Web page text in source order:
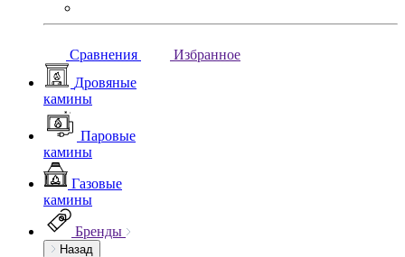
Сравнения
Избранное
Дровяные
камины
Паровые
камины
Газовые
камины
Бренды
Назад